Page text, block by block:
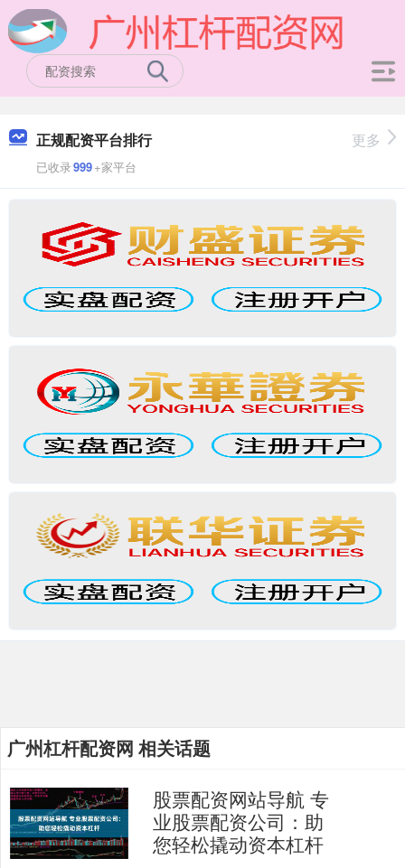
正规配资平台排行
已收录999+家平台
更多
广州杠杆配资网 相关话题
股票配资网站导航 专
业股票配资公司：助
您轻松撬动资本杠杆